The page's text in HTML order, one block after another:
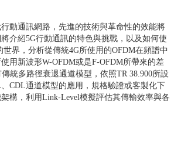
動通訊網路，先進的技術與革命性的效能將
介紹5G行動通訊的特色與挑戰，以及如何使
世界，分析從傳統4G所使用的OFDM在頻譜中
用新波形W-OFDM或是F-OFDM所帶來的差
統多路徑衰退通道模型，依照TR 38.900所設
、 CDL通道模型的應用，規格驗證或客製化下
構，利用Link-Level模擬評估其傳輸效率與各